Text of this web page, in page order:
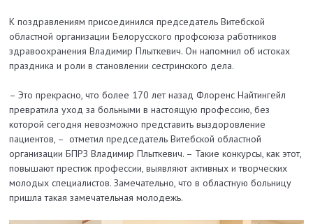
К поздравлениям присоединился председатель Витебской
областной организации Белорусского профсоюза работников
здравоохранения Владимир Плыткевич. Он напомнил об истоках
праздника и роли в становлении сестринского дела.
– Это прекрасно, что более 170 лет назад Флоренс Найтингейл
превратила уход за больными в настоящую профессию, без
которой сегодня невозможно представить выздоровление
пациентов, – отметил председатель Витебской областной
организации БПРЗ Владимир Плыткевич. – Такие конкурсы, как этот,
повышают престиж профессии, выявляют активных и творческих
молодых специалистов. Замечательно, что в областную больницу
пришла такая замечательная молодежь.